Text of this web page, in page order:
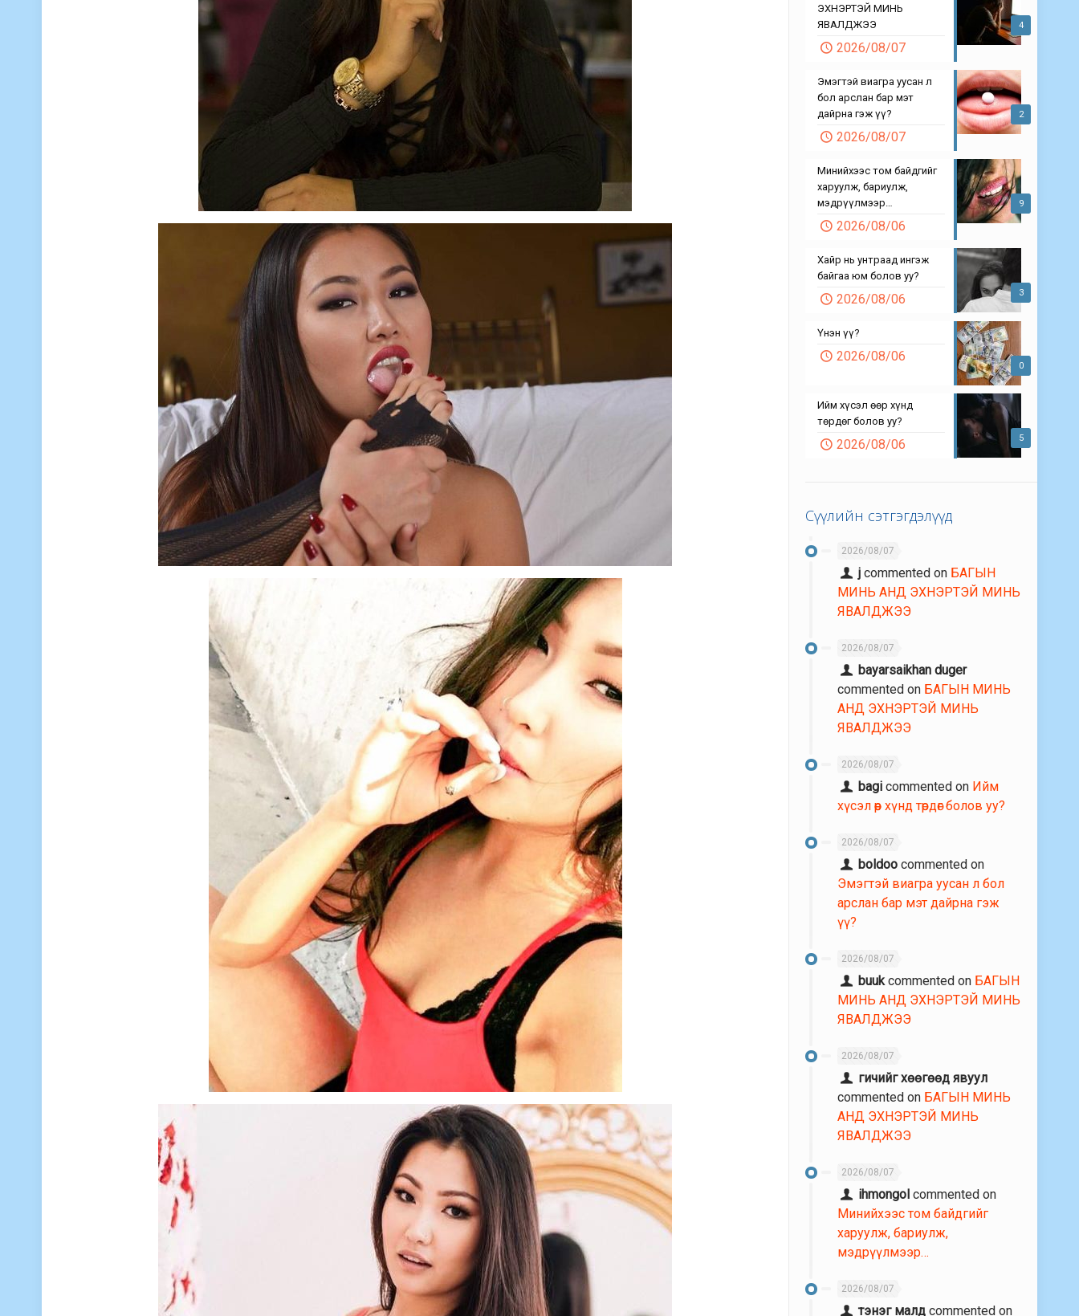
4
ЭХНЭРТЭЙ МИНЬ
ЯВАЛДЖЭЭ
2026/08/07
2
Эмэгтэй виагра уусан л
бол арслан бар мэт
дайрна гэж үү?
2026/08/07
9
Минийхээс том байдгийг
харуулж, бариулж,
мэдрүүлмээр…
2026/08/06
3
Хайр нь унтраад ингэж
байгаа юм болов уу?
2026/08/06
0
Үнэн үү?
2026/08/06
5
Ийм хүсэл өөр хүнд
төрдөг болов уу?
2026/08/06
Сүүлийн сэтгэгдэлүүд
2026/08/07
j commented on БАГЫН
МИНЬ АНД ЭХНЭРТЭЙ МИНЬ
ЯВАЛДЖЭЭ
2026/08/07
bayarsaikhan duger
commented on БАГЫН МИНЬ
АНД ЭХНЭРТЭЙ МИНЬ
ЯВАЛДЖЭЭ
2026/08/07
bagi commented on Ийм
хүсэл өөр хүнд төрдөг болов уу?
2026/08/07
boldoo commented on
Эмэгтэй виагра уусан л бол
арслан бар мэт дайрна гэж
үү?
2026/08/07
buukcommented on БАГЫН
МИНЬ АНД ЭХНЭРТЭЙ МИНЬ
ЯВАЛДЖЭЭ
2026/08/07
гичийг хөөгөөд явуул
commented on БАГЫН МИНЬ
АНД ЭХНЭРТЭЙ МИНЬ
ЯВАЛДЖЭЭ
2026/08/07
ihmongol commented on
Минийхээс том байдгийг
харуулж, бариулж,
мэдрүүлмээр…
2026/08/07
тэнэг малд commented on